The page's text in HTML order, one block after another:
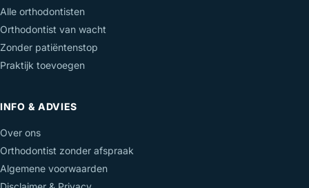
Alle orthodontisten
Orthodontist van wacht
Zonder patiëntenstop
Praktijk toevoegen
INFO & ADVIES
Over ons
Orthodontist zonder afspraak
Algemene voorwaarden